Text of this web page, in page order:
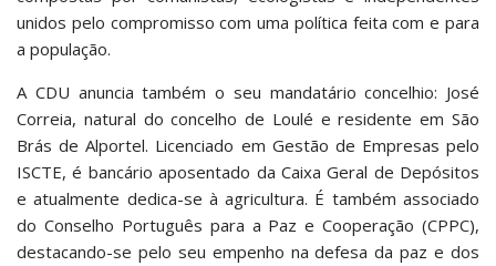
unidos pelo compromisso com uma política feita com e para
a população.
A CDU anuncia também o seu mandatário concelhio: José
Correia, natural do concelho de Loulé e residente em São
Brás de Alportel. Licenciado em Gestão de Empresas pelo
ISCTE, é bancário aposentado da Caixa Geral de Depósitos
e atualmente dedica-se à agricultura. É também associado
do Conselho Português para a Paz e Cooperação (CPPC),
destacando-se pelo seu empenho na defesa da paz e dos